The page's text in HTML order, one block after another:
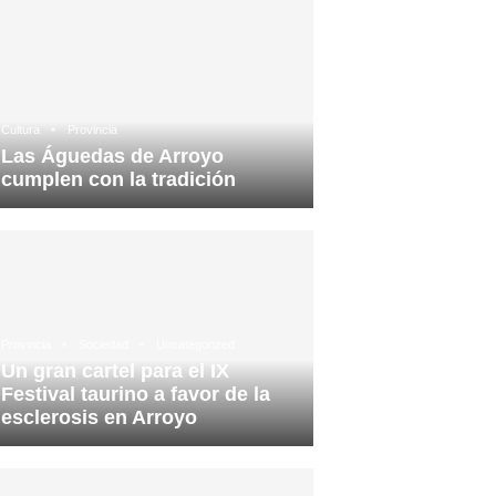
Cultura Provincia
Las Águedas de Arroyo
cumplen con la tradición
Un gran cartel para el IX
Festival taurino a favor de la
esclerosis en Arroyo